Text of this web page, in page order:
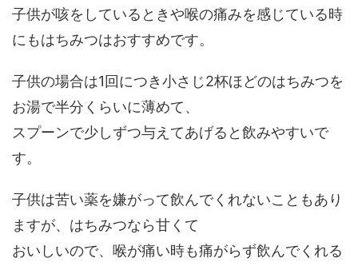
子供が咳をしているときや喉の痛みを感じている時
にもはちみつはおすすめです。
子供の場合は1回につき小さじ2杯ほどのはちみつを
お湯で半分くらいに薄めて、
スプーンで少しずつ与えてあげると飲みやすいで
す。
子供は苦い薬を嫌がって飲んでくれないこともあり
ますが、はちみつなら甘くて
おいしいので、喉が痛い時も痛がらず飲んでくれる